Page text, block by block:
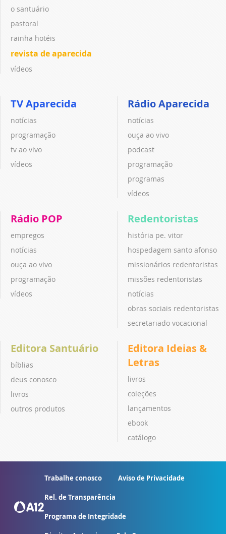
o santuário
pastoral
rainha hotéis
revista de aparecida
vídeos
TV Aparecida
notícias
programação
tv ao vivo
vídeos
Rádio Aparecida
notícias
ouça ao vivo
podcast
programação
programas
vídeos
Rádio POP
empregos
notícias
ouça ao vivo
programação
vídeos
Redentoristas
história pe. vitor
hospedagem santo afonso
missionários redentoristas
missões redentoristas
notícias
obras sociais redentoristas
secretariado vocacional
Editora Santuário
bíblias
deus conosco
livros
outros produtos
Editora Ideias &
Letras
livros
coleções
lançamentos
ebook
catálogo
Trabalhe conosco Aviso de Privacidade
Rel. de Transparência
Programa de Integridade